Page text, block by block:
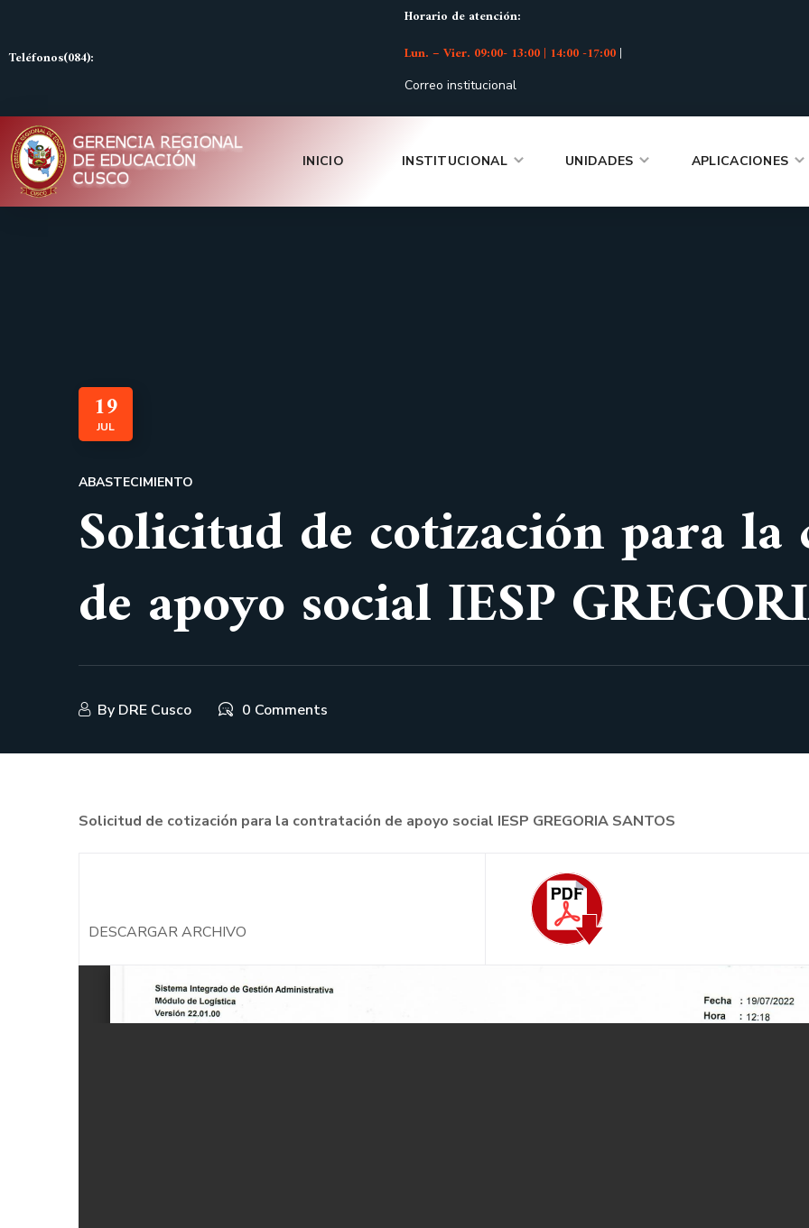
Teléfonos(084):
Horario de atención:
Lun. – Vier. 09:00- 13:00 | 14:00 -17:00|
Correo institucional
INICIO INSTITUCIONAL UNIDADES APLICACIONES
19
JUL
ABASTECIMIENTO
Solicitud de cotización para
de apoyo social IESP
By DRE Cusco 0 Comments
Solicitud de cotización para la contratación de apoyo social IESP GREGORIA SANTOS
DESCARGAR ARCHIVO